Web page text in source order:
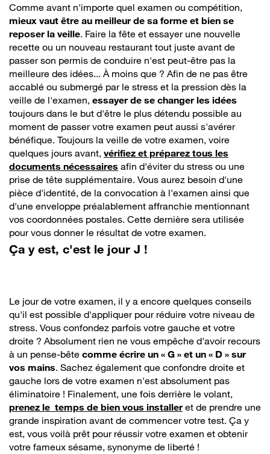
Comme avant n'importe quel examen ou compétition,
mieux vaut être au meilleur de sa forme et bien se
reposer la veille. Faire la fête et essayer une nouvelle
recette ou un nouveau restaurant tout juste avant de
passer son permis de conduire n'est peut-être pas la
meilleure des idées... À moins que ? Afin de ne pas être
accablé ou submergé par le stress et la pression dès la
veille de l'examen, essayer de se changer les idées
toujours dans le but d'être le plus détendu possible au
moment de passer votre examen peut aussi s'avérer
bénéfique. Toujours la veille de votre examen, voire
quelques jours avant, vérifiez et préparez tous les
documents nécessaires afin d'éviter du stress ou une
prise de tête supplémentaire. Vous aurez besoin d'une
pièce d'identité, de la convocation à l'examen ainsi que
d'une enveloppe préalablement affranchie mentionnant
vos coordonnées postales. Cette dernière sera utilisée
pour vous donner le résultat de votre examen.
Ça y est, c'est le jour J !
Le jour de votre examen, il y a encore quelques conseils
qu'il est possible d'appliquer pour réduire votre niveau de
stress. Vous confondez parfois votre gauche et votre
droite ? Absolument rien ne vous empêche d'avoir recours
à un pense-bête comme écrire un « G » et un « D » sur
vos mains. Sachez également que confondre droite et
gauche lors de votre examen n'est absolument pas
éliminatoire ! Finalement, une fois derrière le volant,
prenez le temps de bien vous installeret de prendre une
grande inspiration avant de commencer votre test. Ça y
est, vous voilà prêt pour réussir votre examen et obtenir
votre fameux sésame, synonyme de liberté !